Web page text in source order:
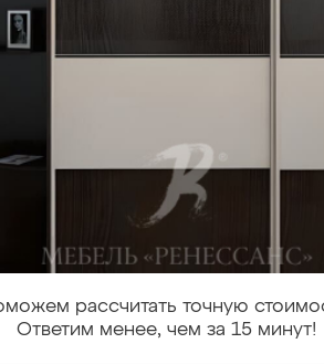
рассчитать точную
Ответим менее, чем за 15 минут!